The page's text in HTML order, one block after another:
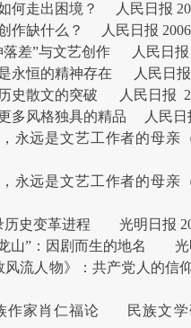
何走出困境？ 人民日报
作缺什么？ 人民日报
落差”与文艺创作 人民日报
永恒的精神存在 人民日报
史散文的突破 人民日报
多风格独具的精品 人民日
永远是文艺工作者的母
永远是文艺工作者的母
历史变革进程 光明日报
山”：因剧而生的地名 光
风流人物》：共产党人的
作家肖仁福论 民族文学